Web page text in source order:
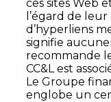
ces sites Web
l’égard de
d’hyperliens
signifie
recommande
CC&L est
Le Groupe
englobe un